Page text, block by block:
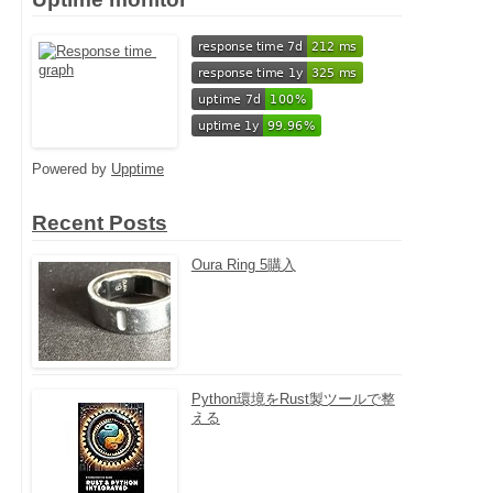
Powered by Upptime
Recent Posts
Oura Ring 5購入
Python環境をRust製ツールで整
える